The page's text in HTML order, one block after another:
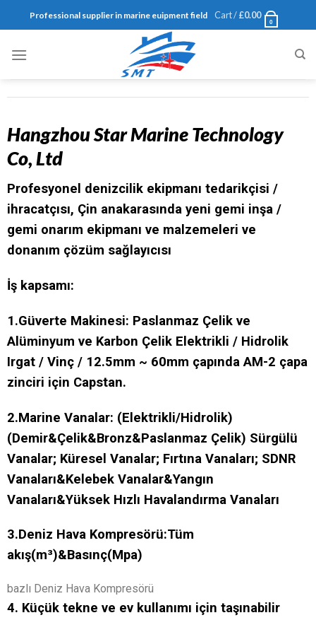
Professional supplier in marine euipment field Cart /£0.00
0
Hangzhou Star Marine Technology
Co, Ltd
Profesyonel denizcilik ekipmanı tedarikçisi /
ihracatçısı, Çin anakarasında yeni gemi inşa /
gemi onarım ekipmanı ve malzemeleri ve
donanım çözüm sağlayıcısı
İş kapsamı:
1.Güverte Makinesi: Paslanmaz Çelik ve
Alüminyum ve Karbon Çelik Elektrikli / Hidrolik
Irgat / Vinç / 12.5mm ~ 60mm çapında AM-2 çapa
zinciri için Capstan.
2.Marine Vanalar: (Elektrikli/Hidrolik)
(Demir&Çelik&Bronz&Paslanmaz Çelik) Sürgülü
Vanalar; Küresel Vanalar; Fırtına Vanaları; SDNR
Vanaları&Kelebek Vanalar&Yangın
Vanaları&Yüksek Hızlı Havalandırma Vanaları
3.Deniz Hava Kompresörü:Tüm
akış(m³)&Basınç(Mpa)
bazlı Deniz Hava Kompresörü
4. Küçük tekne ve ev kullanımı için taşınabilir